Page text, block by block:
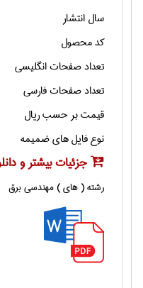
سال انتشار
کد محصول
تعداد صفحات انگليسی
تعداد صفحات فارسی
قیمت بر حسب ریال
نوع فایل های ضمیمه
جزئیات بیشتر و
رشته ( های ) مهندسی برق